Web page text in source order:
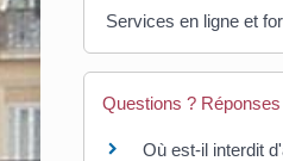
Services en ligne et
Questions ? Réponses
Où est-il interdit